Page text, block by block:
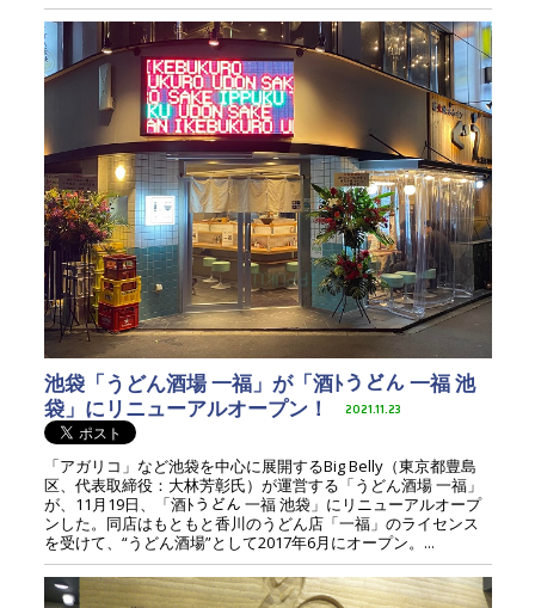
池袋「うどん酒場 一福」が「酒ﾄうどん 一福 池
袋」にリニューアルオープン！
2021.11.23
「アガリコ」など池袋を中心に展開するBig Belly（東京都豊島
区、代表取締役：大林芳彰氏）が運営する「うどん酒場 一福」
が、11月19日、「酒ﾄうどん 一福 池袋」にリニューアルオープ
ンした。同店はもともと香川のうどん店「一福」のライセンス
を受けて、“うどん酒場”として2017年6月にオープン。...